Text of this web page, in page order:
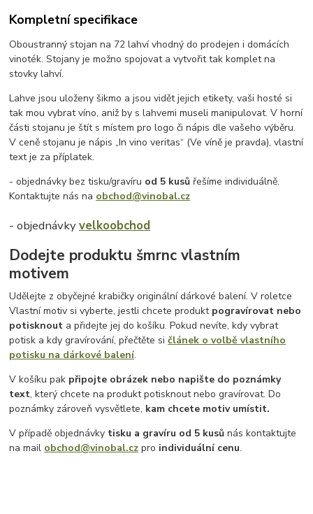
Kompletní specifikace
Oboustranný stojan na 72 lahví vhodný do prodejen i domácích
vinoték. Stojany je možno spojovat a vytvořit tak komplet na
stovky lahví.
Lahve jsou uloženy šikmo a jsou vidět jejich etikety, vaši hosté si
tak mou vybrat víno, aniž by s lahvemi museli manipulovat. V horní
části stojanu je štít s místem pro logo či nápis dle vašeho výběru.
V ceně stojanu je nápis „In vino veritas“ (Ve víně je pravda), vlastní
text je za příplatek.
- objednávky bez tisku/gravíru od 5 kusů řešíme individuálně.
Kontaktujte nás na obchod@vinobal.cz
- objednávkyvelkoobchod
Dodejte produktu šmrnc vlastním
motivem
Udělejte z obyčejné krabičky originální dárkové balení. V roletce
Vlastní motiv si vyberte, jestli chcete produkt pogravírovat nebo
potisknout a přidejte jej do košíku. Pokud nevíte, kdy vybrat
potisk a kdy gravírování, přečtěte sičlánek o volbě vlastního
potisku na dárkové balení.
V košíku pak připojte obrázek nebo napište do poznámky
text, který chcete na produkt potisknout nebo gravírovat. Do
poznámky zároveň vysvětlete, kam chcete motiv umístit.
V případě objednávky tisku a gravíru od 5 kusů nás kontaktujte
na mail obchod@vinobal.cz pro individuální cenu.